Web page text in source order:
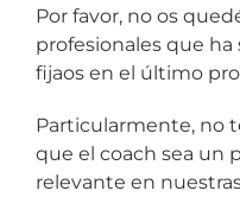
Por favor, no os
profesionales que ha
fijaos en el último
Particularmente, no
que el coach sea un
relevante en